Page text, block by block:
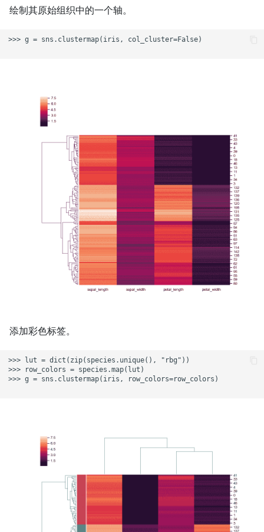
绘制其原始组织中的一个轴。
>>> g = sns.clustermap(iris, col_cluster=False)
添加彩色标签。
>>> lut = dict(zip(species.unique(), "rbg"))
>>> row_colors = species.map(lut)
>>> g = sns.clustermap(iris, row_colors=row_colors)